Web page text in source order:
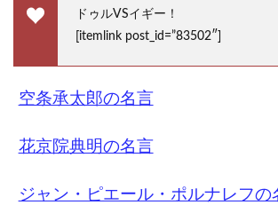
ドゥルVSイギー！
[itemlink post_id=”83502″]
空条承太郎の名言
花京院典明の名言
ジャン・ピエール・ポルナレフの